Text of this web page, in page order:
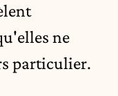
ne
particulier.